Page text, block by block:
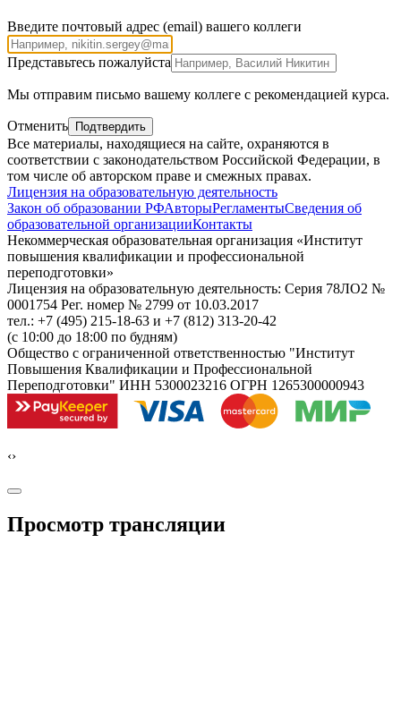
Введите почтовый адрес (email) вашего коллеги
Представьтесь пожалуйста
поле
пожалуйста,
не
заполняйте
Мы отправим письмо вашему коллеге с рекомендацией курса.
Отменить Подтвердить
Все материалы, находящиеся на сайте, охраняются в
соответствии с законодательством Российской Федерации, в
том числе об авторском праве и смежных правах.
Лицензия на образовательную деятельность
Закон об образовании РФАвторыРегламентыСведения об
образовательной организацииКонтакты
Некоммерческая образовательная организация «Институт
повышения квалификации и профессиональной
переподготовки»
Лицензия на образовательную деятельность: Серия 78ЛО2 №
0001754 Рег. номер № 2799 от 10.03.2017
тел.: +7 (495) 215-18-63 и +7 (812) 313-20-42
(с 10:00 до 18:00 по будням)
Общество с ограниченной ответственностью "Институт
Повышения Квалификации и Профессиональной
Переподготовки" ИНН 5300023216 ОГРН 1265300000943
‹›
Просмотр трансляции